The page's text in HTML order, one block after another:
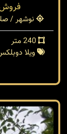
فروش
نوشهر /
ویلا